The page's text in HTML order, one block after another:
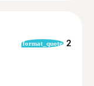
format_quote 2